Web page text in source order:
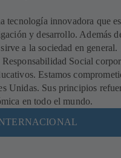
tecnología innovadora que
y desarrollo. Además
a la sociedad en general.
Social
Estamos
Unidas. Sus principios
en todo el mundo.